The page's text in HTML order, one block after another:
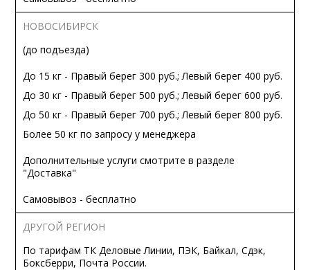
НОВОСИБИРСК
(до подъезда)
До 15 кг - Правый берег 300 руб.; Левый берег 400 руб.
До 30 кг - Правый берег 500 руб.; Левый берег 600 руб.
До 50 кг - Правый берег 700 руб.; Левый берег 800 руб.
Более 50 кг по запросу у менеджера
Дополнительные услуги смотрите в разделе
"Доставка"
Самовывоз - бесплатно
ДРУГОЙ РЕГИОН
По тарифам ТК Деловые Линии, ПЭК, Байкал, Сдэк,
Боксберри, Почта России.